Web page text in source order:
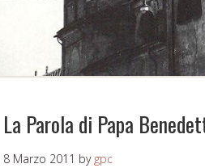
La Parola di Papa
8 Marzo 2011 by gpc